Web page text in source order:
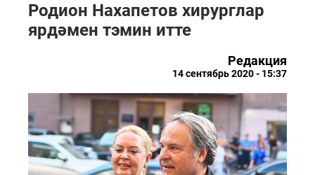
Родион Нахапетов хирурглар
ярдәмен тэмин итте
Редакция
14 сентябрь 2020 - 15:37